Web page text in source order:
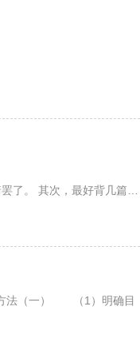
五个步骤：——"听、写、
法（一） （1）明确目